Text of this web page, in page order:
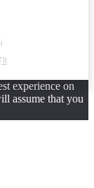
experience on
assume that you